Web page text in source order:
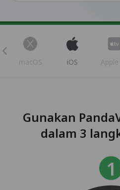
macOS iOS
Gunakan
dalam 3